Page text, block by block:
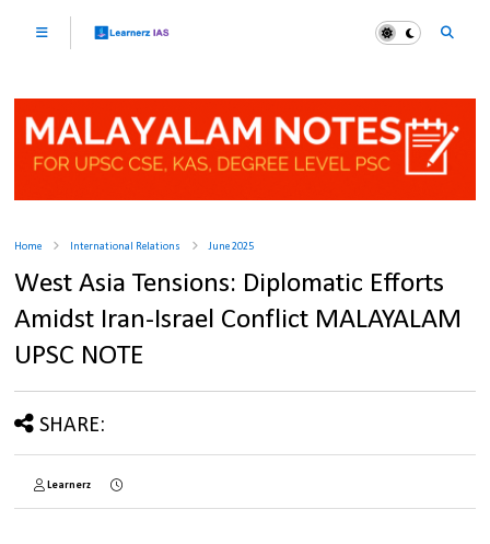
Home International Relations June 2025
West Asia Tensions: Diplomatic Efforts
Amidst Iran-Israel Conflict MALAYALAM
UPSC NOTE
SHARE:
Learnerz